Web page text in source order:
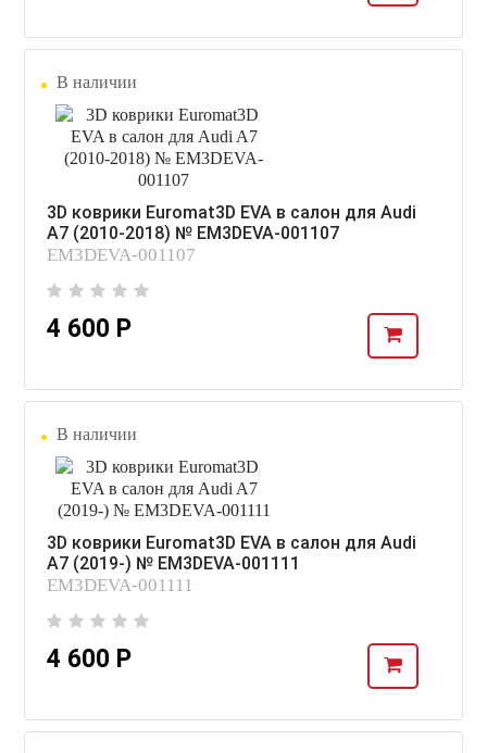
В наличии
3D коврики Euromat3D EVA в салон для Audi
A7 (2010-2018) № EM3DEVA-001107
EM3DEVA-001107
4 600 Р
В наличии
3D коврики Euromat3D EVA в салон для Audi
A7 (2019-) № EM3DEVA-001111
EM3DEVA-001111
4 600 Р